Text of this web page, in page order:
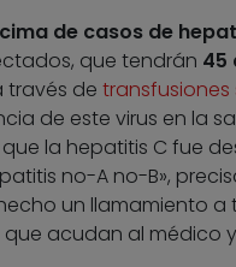
de casos de
que tendrán 45
través de
de este virus en la
la hepatitis C fue
no-A no-B»,
hecho un llamamiento
acudan al médico